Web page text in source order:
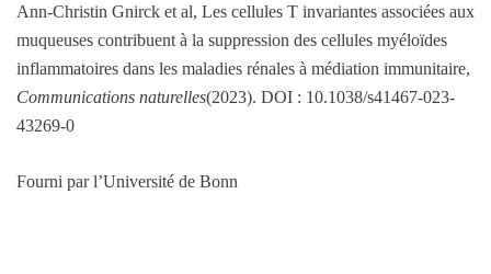
Ann-Christin Gnirck et al, Les cellules T invariantes associées aux
muqueuses contribuent à la suppression des cellules myéloïdes
inflammatoires dans les maladies rénales à médiation immunitaire,
Communications naturelles(2023). DOI : 10.1038/s41467-023-
43269-0
Fourni par l’Université de Bonn